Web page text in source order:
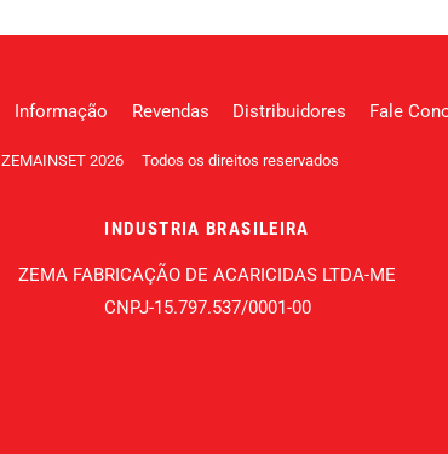
Informação Revendas Distribuidores Fale
ZEMAINSET2026 Todos os direitos reservados
INDUSTRIA BRASILEIRA
ZEMA FABRICAÇÃO DE ACARICIDAS LTDA-ME
CNPJ-15.797.537/0001-00